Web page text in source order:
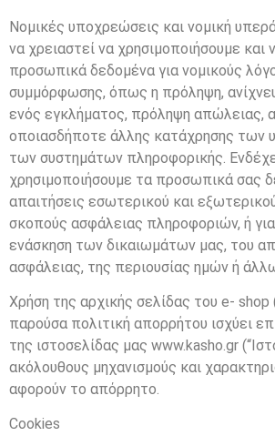
Νομικές υποχρεώσεις και νομική
να χρειαστεί να χρησιμοποιήσουμε και
προσωπικά δεδομένα για νομικούς
συμμόρφωσης, όπως η πρόληψη,
ενός εγκλήματος, πρόληψη απώλειας,
οποιασδήποτε άλλης κατάχρησης των
των συστημάτων πληροφορικής.
χρησιμοποιήσουμε τα προσωπικά σας
απαιτήσεις εσωτερικού και
σκοπούς ασφάλειας πληροφοριών, ή
ενάσκηση των δικαιωμάτων μας, του
ασφάλειας, της περιουσίας ημών ή
Χρήση της αρχικής σελίδας του e- shop
παρούσα πολιτική απορρήτου ισχύει
της ιστοσελίδας μας www.kasho.gr
ακόλουθους μηχανισμούς και
αφορούν το απόρρητο.
Cookies